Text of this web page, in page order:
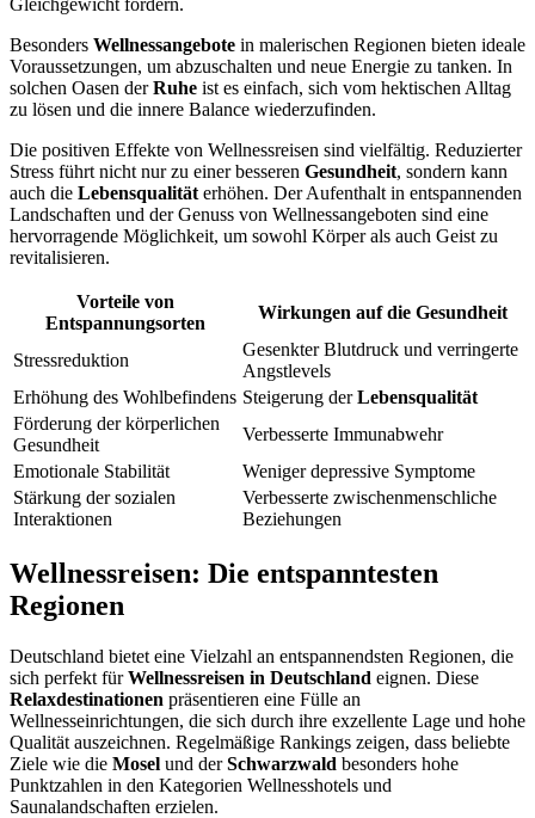
Besonders Wellnessangebote in malerischen Regionen bieten ideale
Voraussetzungen, um abzuschalten und neue Energie zu tanken. In
solchen Oasen derRuhe ist es einfach, sich vom hektischen Alltag
zu lösen und die innere Balance wiederzufinden.
Die positiven Effekte von Wellnessreisen sind vielfältig. Reduzierter
Stress führt nicht nur zu einer besseren Gesundheit, sondern kann
auch die Lebensqualität erhöhen. Der Aufenthalt in entspannenden
Landschaften und der Genuss von Wellnessangeboten sind eine
hervorragende Möglichkeit, um sowohl Körper als auch Geist zu
revitalisieren.
Vorteile von
Entspannungsorten
Wirkungen auf die Gesundheit
Stressreduktion
Gesenkter Blutdruck und verringerte
Angstlevels
Erhöhung des Wohlbefindens Steigerung derLebensqualität
Förderung der körperlichen
Gesundheit
Verbesserte Immunabwehr
Emotionale Stabilität
Weniger depressive Symptome
Stärkung der sozialen
Interaktionen
Verbesserte zwischenmenschliche
Beziehungen
Wellnessreisen: Die entspanntesten
Regionen
Deutschland bietet eine Vielzahl an entspannendsten Regionen, die
sich perfekt fürWellnessreisen in Deutschland eignen. Diese
Relaxdestinationen präsentieren eine Fülle an
Wellnesseinrichtungen, die sich durch ihre exzellente Lage und hohe
Qualität auszeichnen. Regelmäßige Rankings zeigen, dass beliebte
Ziele wie die Mosel und derSchwarzwald besonders hohe
Punktzahlen in den Kategorien Wellnesshotels und
Saunalandschaften erzielen.